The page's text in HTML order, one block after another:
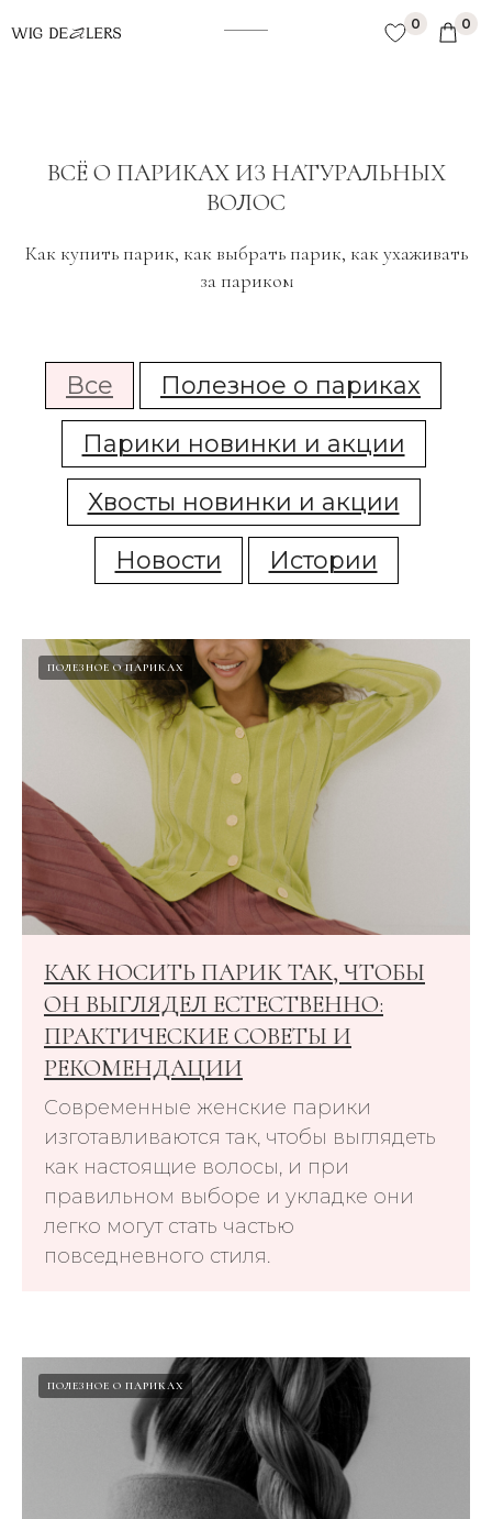
0 0
"; scriptService .type = "text/javascript"; scriptService .charset =
"UTF-8"; document.documentElement.appendChild(scriptService );
ВСЁ О ПАРИКАХ ИЗ НАТУРАЛЬНЫХ
ВОЛОС
Как купить парик, как выбрать парик, как ухаживать
за париком
Все
Полезное о париках
Парики новинки и акции
Хвосты новинки и акции
Новости
Истории
ПОЛЕЗНОЕ О ПАРИКАХ
КАК НОСИТЬ ПАРИК ТАК, ЧТОБЫ
ОН ВЫГЛЯДЕЛ ЕСТЕСТВЕННО:
ПРАКТИЧЕСКИЕ СОВЕТЫ И
РЕКОМЕНДАЦИИ
Современные женские парики
изготавливаются так, чтобы выглядеть
как настоящие волосы, и при
правильном выборе и укладке они
легко могут стать частью
повседневного стиля.
ПОЛЕЗНОЕ О ПАРИКАХ